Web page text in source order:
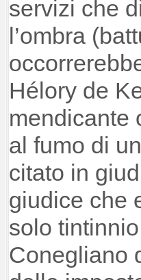
servizi che
l’ombra
Hélory de
mendicante
al fumo di
citato in
giudice che
solo
Conegliano